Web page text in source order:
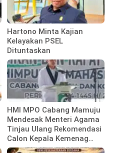
Hartono Minta Kajian
Kelayakan PSEL
Dituntaskan
HMI MPO Cabang Mamuju
Mendesak Menteri Agama
Tinjau Ulang Rekomendasi
Calon Kepala Kemenag
Polewali Mandar